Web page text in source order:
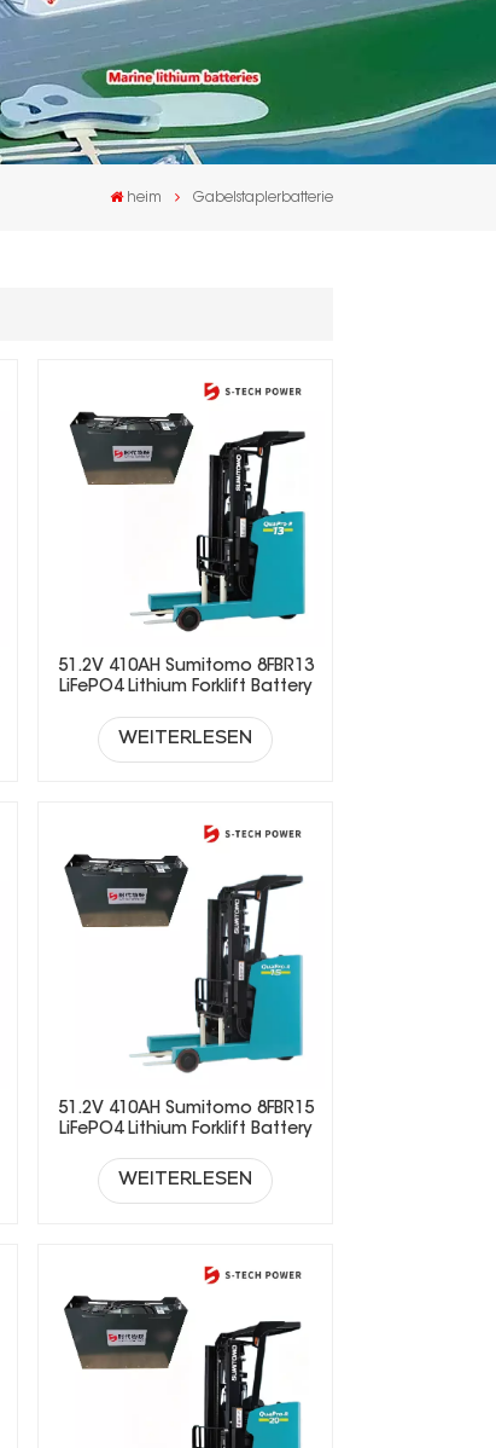
heim Gabelstaplerbatterie
51.2V 410AH Sumitomo 8FBR13
LiFePO4 Lithium Forklift Battery
WEITERLESEN
51.2V 410AH Sumitomo 8FBR15
LiFePO4 Lithium Forklift Battery
WEITERLESEN